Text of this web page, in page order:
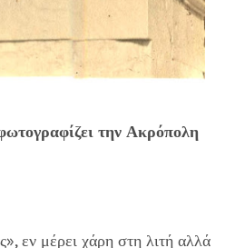
την Ακρόπολη
εν μέρει χάρη στη λιτή αλλά